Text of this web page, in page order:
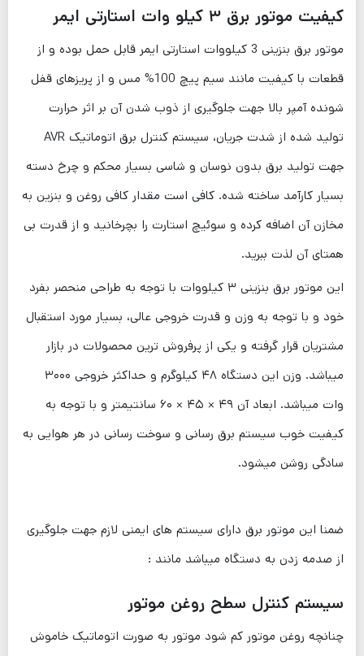
کیفیت موتور برق ۳ کیلو وات استارتی ایمر
موتور برق بنزینی 3 کیلووات استارتی ایمر قابل حمل بوده و از
قطعات با کیفیت مانند سیم پیچ 100% مس و از پریزهای قفل
شونده آمپر بالا جهت جلوگیری از ذوب شدن آن بر اثر حرارت
تولید شده از شدت جریان، سیستم کنترل برق اتوماتیک AVR
جهت تولید برق بدون نوسان و شاسی بسیار محکم و چرخ دسته
بسیار کارآمد ساخته شده. کافی است مقدار کافی روغن و بنزین به
مخازن آن اضافه کرده و سوئیچ استارت را بچرخانید و از قدرت بی
همتای آن لذت ببرید.
این موتور برق بنزینی ۳ کیلووات با توجه به طراحی منحصر بفرد
خود و با توجه به وزن و قدرت خروجی عالی، بسیار مورد استقبال
مشتریان قرار گرفته و یکی از پرفروش ترین محصولات در بازار
میباشد. وزن این دستگاه ۴۸ کیلوگرم و حداکثر خروجی ۳۰۰۰
وات میباشد. ابعاد آن ۴۹ × ۴۵ × ۶۰
سانتیمتر و با توجه به
کیفیت خوب سیستم برق رسانی و سوخت رسانی در هر هوایی به
سادگی روشن میشود.
ضمنا این موتور برق دارای سیستم های ایمنی لازم جهت جلوگیری
از صدمه زدن به دستگاه میباشد مانند :
سیستم کنترل سطح روغن موتور
چنانچه روغن موتور کم شود موتور به صورت اتوماتیک خاموش